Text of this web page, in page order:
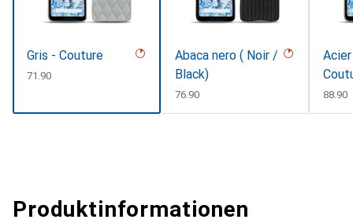
Gris - Couture
CHF
71.90
Abaca nero ( Noir /
Black)
CHF
76.90 CHF
88.90
Produktinformationen